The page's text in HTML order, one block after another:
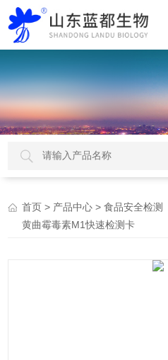
首页 > 产品中心 >食品安全检测
黄曲霉毒素M1快速检测卡